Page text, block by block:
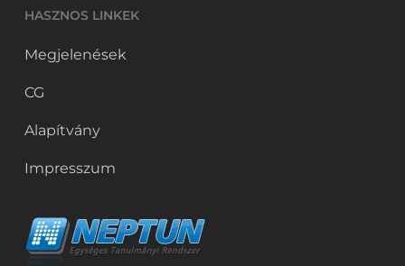
HASZNOS LINKEK
Megjelenések
CG
Alapítvány
Impresszum